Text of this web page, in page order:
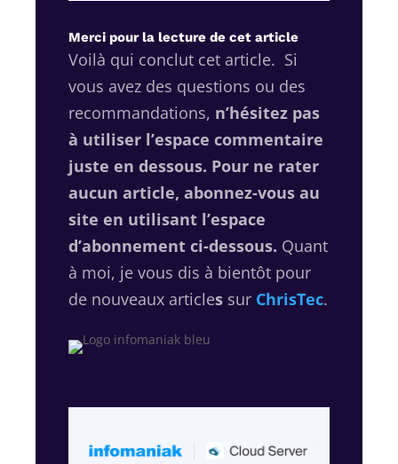
Merci pour la lecture de cet article
Voilà qui conclut cet article. Si
vous avez des questions ou des
recommandations, n’hésitez pas
à utiliser l’espace commentaire
juste en dessous. Pour ne rater
aucun article, abonnez-vous au
site en utilisant l’espace
d’abonnement ci-dessous. Quant
à moi, je vous dis à bientôt pour
de nouveaux articles sur ChrisTec.